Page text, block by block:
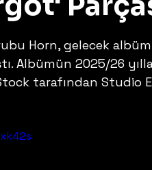
Horn, gelecek
Albümün 2025/26
tarafından Studio